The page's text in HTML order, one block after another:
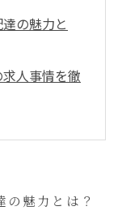
の魅力と
人事情を徹
収入アップ
魅力とは？